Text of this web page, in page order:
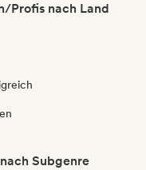
Profis nach Land
Subgenre